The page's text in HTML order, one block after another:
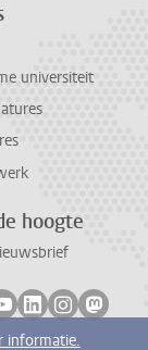
universiteit
hoogte
op bluesky
ons op facebook
Volg ons op
Volg ons op
Volg ons
Volg
informatie.